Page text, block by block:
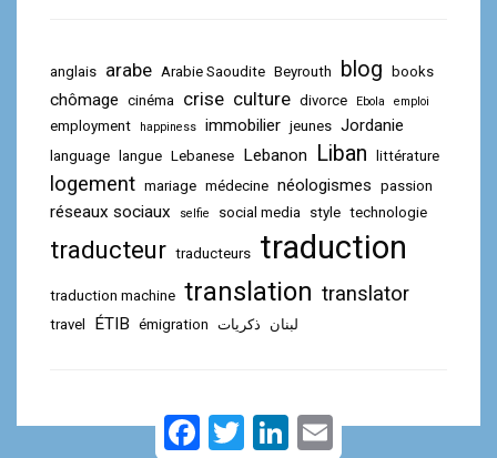
anglais arabe Arabie Saoudite Beyrouth blog books
chômage cinéma crise culture divorce Ebola emploi
employment happiness immobilier jeunes Jordanie
language langue Lebanese Lebanon Liban littérature
logement mariage médecine néologismes passion
réseaux sociaux selfie social media style technologie
traducteur traducteurs traduction
traduction machine translation translator
travel ÉTIB émigration ذكريات لبنان
T